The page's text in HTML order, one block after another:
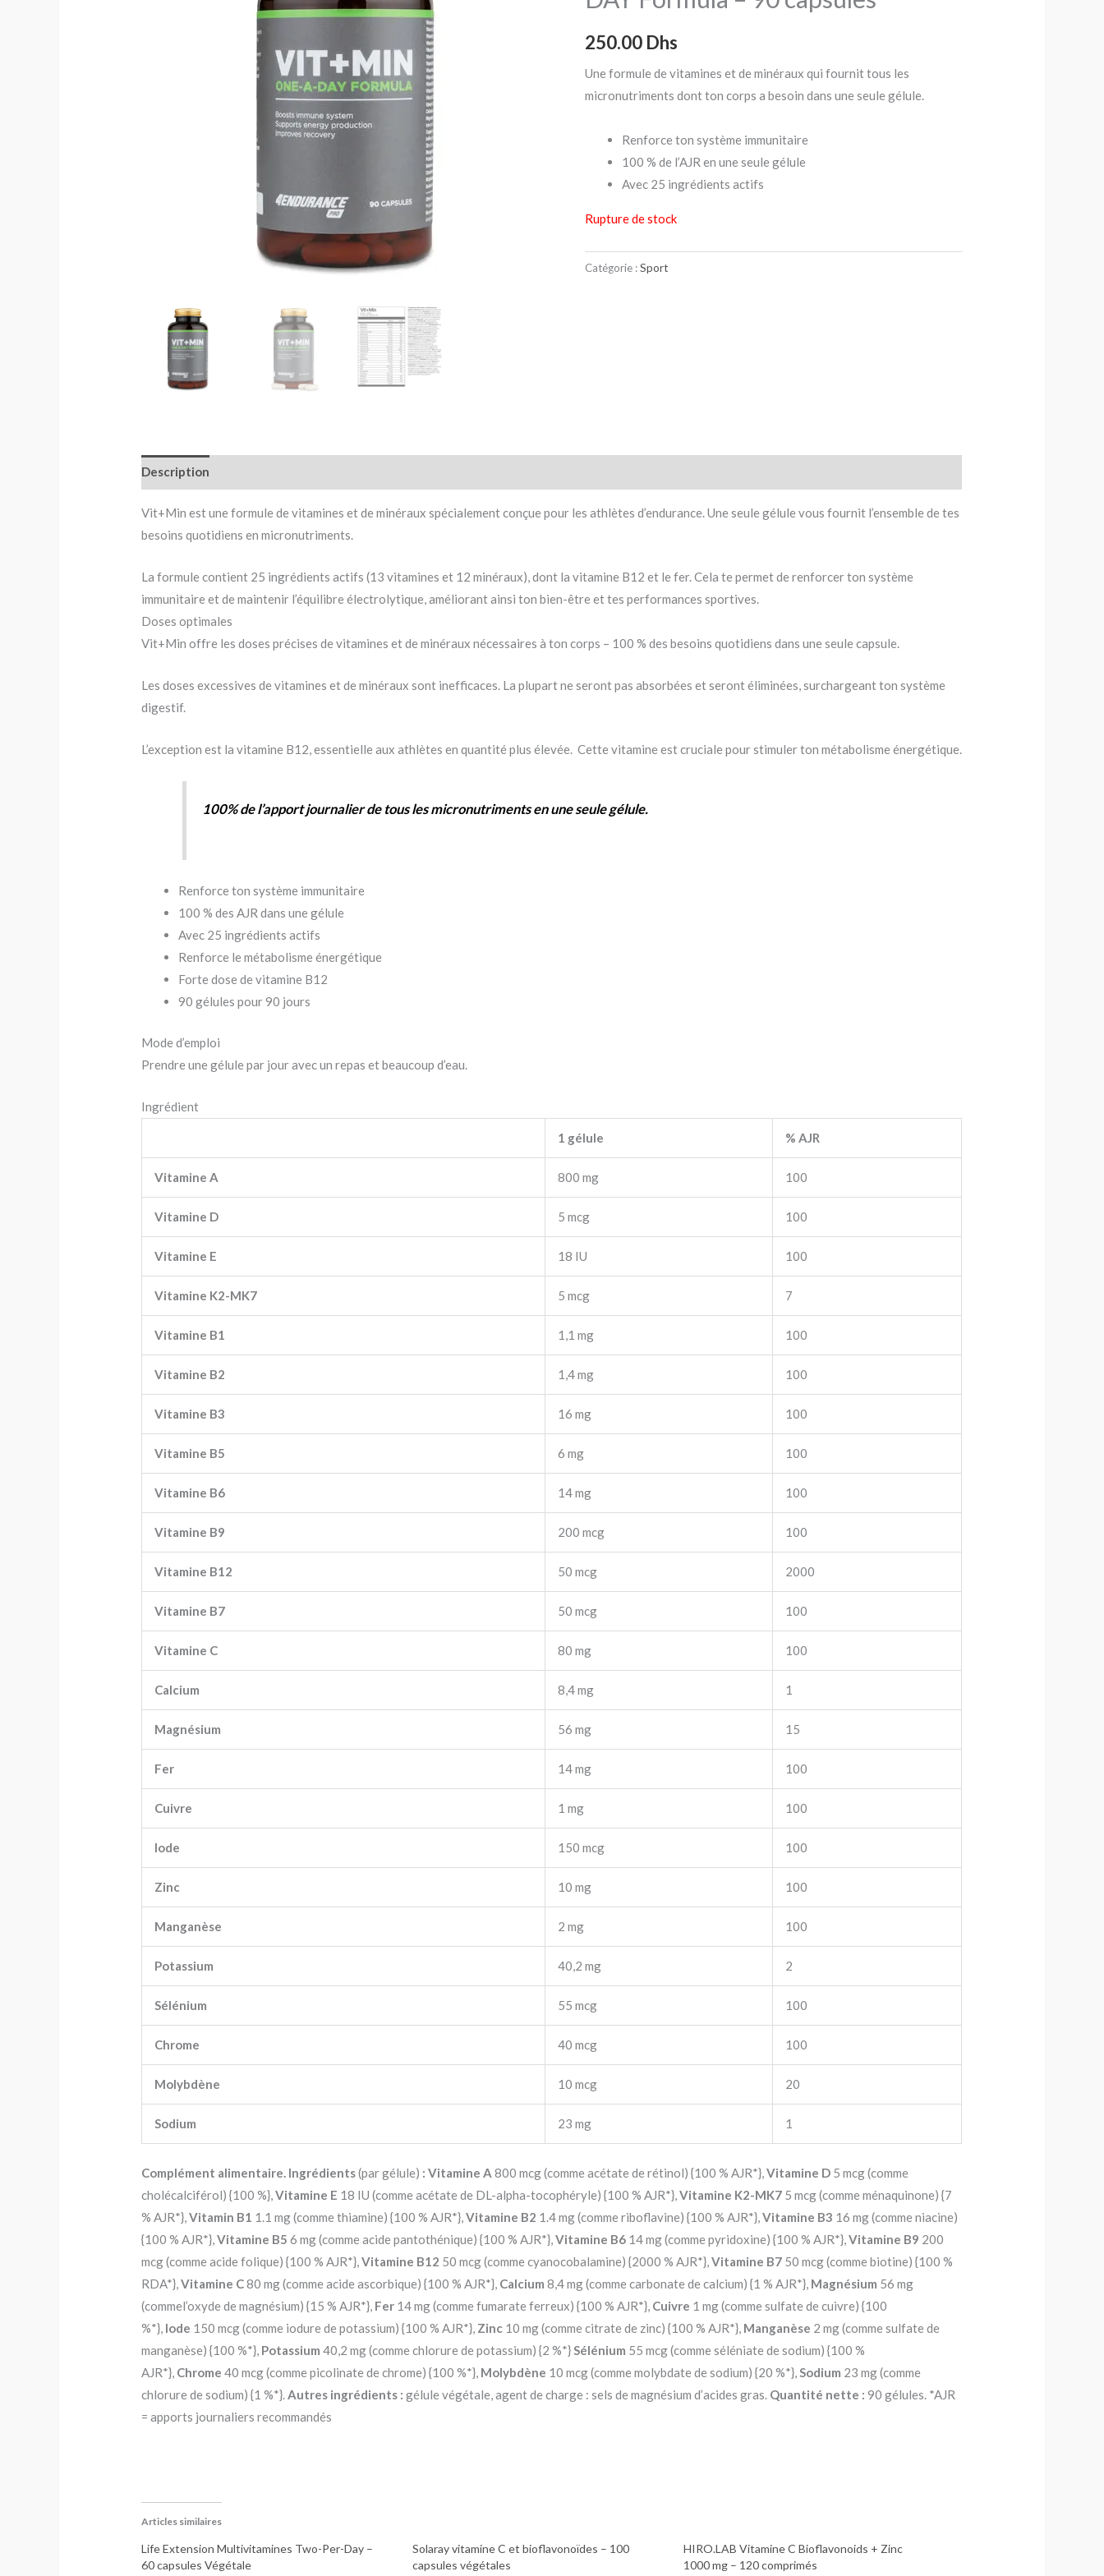
250.00 Dhs
Une formule de vitamines et de minéraux qui fournit tous les
micronutriments dont ton corps a besoin dans une seule gélule.
Renforce ton système immunitaire
100 % de l’AJR en une seule gélule
Avec 25 ingrédients actifs
Rupture de stock
Catégorie :Sport
Description
Vit+Min est une formule de vitamines et de minéraux spécialement conçue pour les athlètes d’endurance. Une seule gélule vous fournit l’ensemble de tes
besoins quotidiens en micronutriments.
La formule contient 25 ingrédients actifs (13 vitamines et 12 minéraux), dont la vitamine B12 et le fer. Cela te permet de renforcer ton système
immunitaire et de maintenir l’équilibre électrolytique, améliorant ainsi ton bien-être et tes performances sportives.
Doses optimales
Vit+Min offre les doses précises de vitamines et de minéraux nécessaires à ton corps – 100 % des besoins quotidiens dans une seule capsule.
Les doses excessives de vitamines et de minéraux sont inefficaces. La plupart ne seront pas absorbées et seront éliminées, surchargeant ton système
digestif.
L’exception est la vitamine B12, essentielle aux athlètes en quantité plus élevée. Cette vitamine est cruciale pour stimuler ton métabolisme énergétique.
100% de l’apport journalier de tous les micronutriments en une seule gélule.
Renforce ton système immunitaire
100 % des AJR dans une gélule
Avec 25 ingrédients actifs
Renforce le métabolisme énergétique
Forte dose de vitamine B12
90 gélules pour 90 jours
Mode d’emploi
Prendre une gélule par jour avec un repas et beaucoup d’eau.
Ingrédient
1 gélule % AJR
Vitamine A 800 mg 100
Vitamine D 5 mcg 100
Vitamine E 18 IU 100
Vitamine K2-MK7 5 mcg 7
Vitamine B1 1,1 mg 100
Vitamine B2 1,4 mg 100
Vitamine B3 16 mg 100
Vitamine B5 6 mg 100
Vitamine B6 14 mg 100
Vitamine B9 200 mcg 100
Vitamine B12 50 mcg 2000
Vitamine B7 50 mcg 100
Vitamine C 80 mg 100
Calcium 8,4 mg 1
Magnésium 56 mg 15
Fer 14 mg 100
Cuivre 1 mg 100
Iode 150 mcg 100
Zinc 10 mg 100
Manganèse 2 mg 100
Potassium 40,2 mg 2
Sélénium 55 mcg 100
Chrome 40 mcg 100
Molybdène 10 mcg 20
Sodium 23 mg 1
Complément alimentaire. Ingrédients(par gélule) : Vitamine A 800 mcg (comme acétate de rétinol) {100 % AJR*},Vitamine D 5 mcg (comme
cholécalciférol) {100 %},Vitamine E 18 IU (comme acétate de DL-alpha-tocophéryle) {100 % AJR*},Vitamine K2-MK7 5 mcg (comme ménaquinone) {7
% AJR*},Vitamin B1 1.1 mg (comme thiamine) {100 % AJR*},Vitamine B2 1.4 mg (comme riboflavine) {100 % AJR*},Vitamine B3 16 mg (comme niacine)
{100 % AJR*},Vitamine B5 6 mg (comme acide pantothénique) {100 % AJR*},Vitamine B6 14 mg (comme pyridoxine) {100 % AJR*},Vitamine B9 200
mcg (comme acide folique) {100 % AJR*},Vitamine B12 50 mcg (comme cyanocobalamine) {2000 % AJR*},Vitamine B7 50 mcg (comme biotine) {100 %
RDA*},Vitamine C80 mg (comme acide ascorbique) {100 % AJR*}, Calcium 8,4 mg (comme carbonate de calcium) {1 % AJR*}, Magnésium 56 mg
(commel’oxyde de magnésium) {15 % AJR*}, Fer 14 mg (comme fumarate ferreux) {100 % AJR*}, Cuivre 1 mg (comme sulfate de cuivre) {100
%*}, Iode 150 mcg (comme iodure de potassium) {100 % AJR*}, Zinc 10 mg (comme citrate de zinc) {100 % AJR*}, Manganèse 2 mg (comme sulfate de
manganèse) {100 %*}, Potassium 40,2 mg (comme chlorure de potassium) {2 %*}Sélénium 55 mcg (comme séléniate de sodium) {100 %
AJR*}, Chrome 40 mcg (comme picolinate de chrome) {100 %*}, Molybdène 10 mcg (comme molybdate de sodium) {20 %*},Sodium 23 mg (comme
chlorure de sodium) {1 %*}.Autres ingrédients : gélule végétale, agent de charge : sels de magnésium d’acides gras. Quantité nette : 90 gélules. *AJR
= apports journaliers recommandés
Articles similaires
Life Extension Multivitamines Two-Per-Day –
60 capsules Végétale
Solaray vitamine C et bioflavonoïdes – 100
capsules végétales
HIRO.LAB Vitamine C Bioflavonoids + Zinc
1000 mg – 120 comprimés